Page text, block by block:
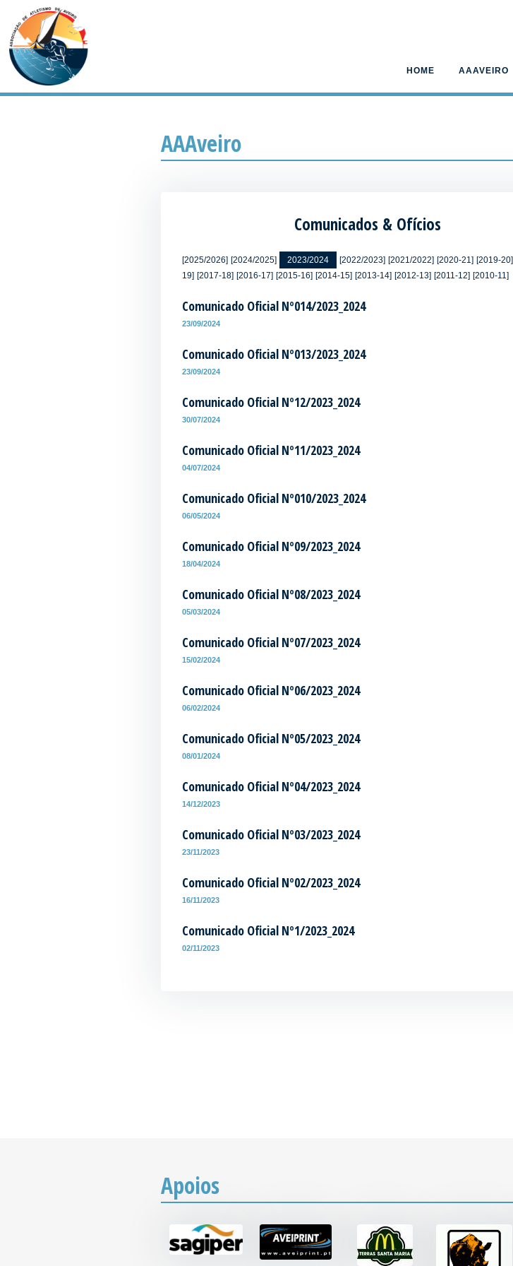
HOME AAAVEIRO
AAAveiro
Comunicados & Ofícios
[2025/2026] [2024/2025] 2023/2024 [2022/2023] [2021/2022] [2020-21] [2019-20]
19] [2017-18] [2016-17] [2015-16] [2014-15] [2013-14] [2012-13] [2011-12] [2010-11]
Comunicado Oficial Nº014/2023_2024
23/09/2024
Comunicado Oficial Nº013/2023_2024
23/09/2024
Comunicado Oficial Nº12/2023_2024
30/07/2024
Comunicado Oficial Nº11/2023_2024
04/07/2024
Comunicado Oficial Nº010/2023_2024
06/05/2024
Comunicado Oficial Nº09/2023_2024
18/04/2024
Comunicado Oficial Nº08/2023_2024
05/03/2024
Comunicado Oficial Nº07/2023_2024
15/02/2024
Comunicado Oficial Nº06/2023_2024
06/02/2024
Comunicado Oficial Nº05/2023_2024
08/01/2024
Comunicado Oficial Nº04/2023_2024
14/12/2023
Comunicado Oficial Nº03/2023_2024
23/11/2023
Comunicado Oficial Nº02/2023_2024
16/11/2023
Comunicado Oficial Nº1/2023_2024
02/11/2023
Apoios